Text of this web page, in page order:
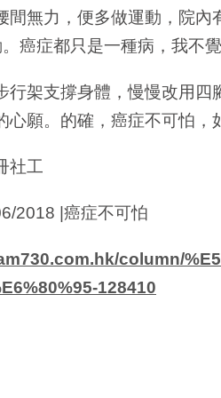
間無力，便多做運動，院
癌症都只是一種病，我不
行架支撐身體，慢慢改用
心願。的確，癌症不可怕
社工
2018 |癌症不可怕
column/
128410